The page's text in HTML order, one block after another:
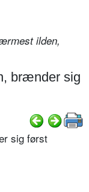
ilden,
brænder sig
sig først